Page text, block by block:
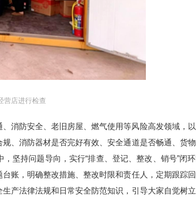
营店进行检查
消防安全、老旧房屋、燃气使用等风险高发领域，以
、消防器材是否完好有效、安全通道是否畅通、货
坚持问题导向，实行“排查、登记、整改、销号”闭
账，明确整改措施、整改时限和责任人，定期跟踪
产法律法规和日常安全防范知识，引导大家自觉树